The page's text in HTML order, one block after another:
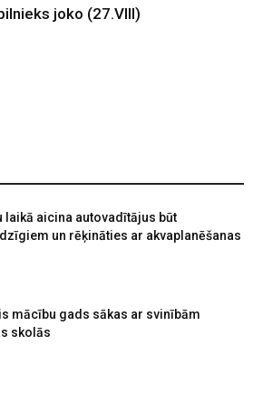
joko (27.VIII)
laikā aicina autovadītājus būt
un rēķināties ar akvaplanēšanas
mācību gads sākas ar svinībām
skolās